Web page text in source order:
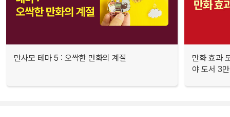
만사모 테마 5 : 오싹한 만화의 계절
만화 효과
야 도서 3